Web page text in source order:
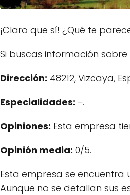
¡Claro que sí! ¿Qué te
Si buscas información
Dirección: 48212, Vizcaya,
Especialidades: -.
Opiniones: Esta empresa
Opinión media: 0/5.
Esta empresa se encuentra
Aunque no se detallan sus